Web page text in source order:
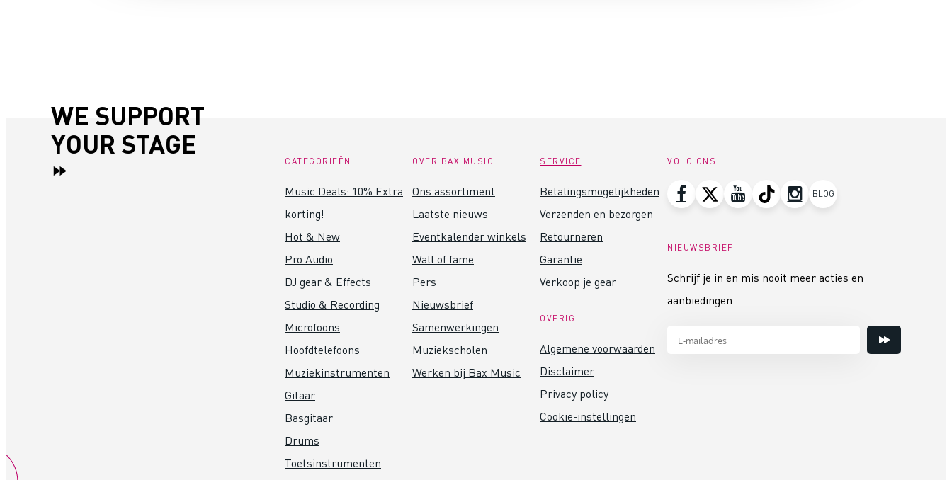
WE SUPPORT
YOUR STAGE
CATEGORIEËN
Music Deals: 10% Extra
korting!
Hot & New
Pro Audio
DJ gear & Effects
Studio & Recording
Microfoons
Hoofdtelefoons
Muziekinstrumenten
Gitaar
Basgitaar
Drums
Toetsinstrumenten
OVER BAX MUSIC
Ons assortiment
Laatste nieuws
Eventkalender winkels
Wall of fame
Pers
Nieuwsbrief
Samenwerkingen
Muziekscholen
Werken bij Bax Music
SERVICE
Betalingsmogelijkheden
Verzenden en bezorgen
Retourneren
Garantie
Verkoop je gear
OVERIG
Algemene voorwaarden
Disclaimer
Privacy policy
Cookie-instellingen
VOLG ONS
BLOG
NIEUWSBRIEF
Schrijf je in en mis nooit meer acties en
aanbiedingen